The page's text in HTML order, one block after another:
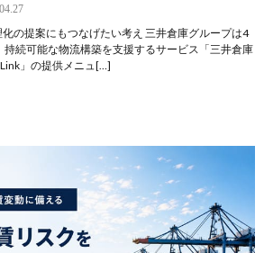
の提案にもつなげたい考え 三井倉庫グループは4
持続可能な物流構築を支援するサービス「三井倉庫
」の提供メニュ[…]